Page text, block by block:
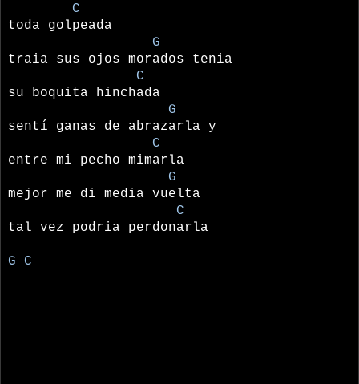
C
toda golpeada
G
traia sus ojos morados tenia
C
su boquita hinchada
G
sentí ganas de abrazarla y
C
entre mi pecho mimarla
G
mejor me di media vuelta
C
tal vez podria perdonarla
G C